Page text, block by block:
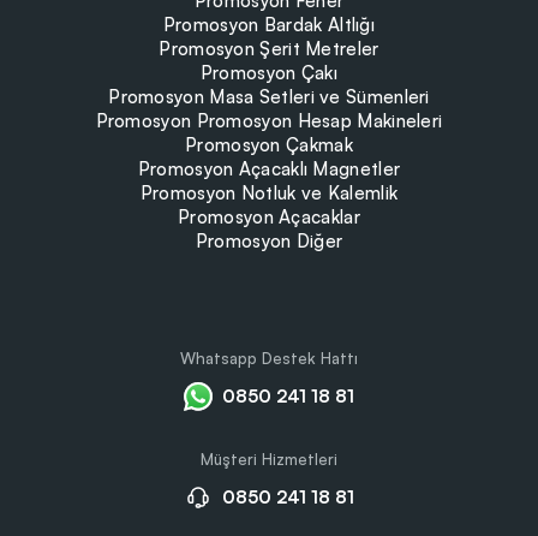
Promosyon Bardak Altlığı
Promosyon Şerit Metreler
Promosyon Çakı
Promosyon Masa Setleri ve Sümenleri
Promosyon Promosyon Hesap Makineleri
Promosyon Çakmak
Promosyon Açacaklı Magnetler
Promosyon Notluk ve Kalemlik
Promosyon Açacaklar
Promosyon Diğer
Whatsapp Destek Hattı
0850 241 18 81
Müşteri Hizmetleri
0850 241 18 81